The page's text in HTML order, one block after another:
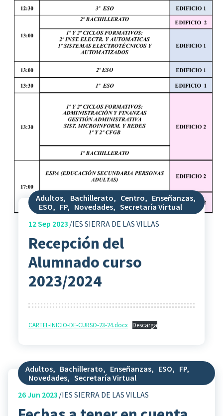
Adultos, Bachillerato, Centro, Enseñanzas,
ESO, FP, Novedades, Secretaría Virtual
12Sep 2023 IES SIERRA DE LAS VILLAS
Recepción del
Alumnado curso
2023/2024
CARTEL-INICIO-DE-CURSO-23-24.docx Descarga
Adultos, Bachillerato, Enseñanzas, ESO, FP,
Novedades, Secretaría Virtual
26Jun 2023 IES SIERRA DE LAS VILLAS